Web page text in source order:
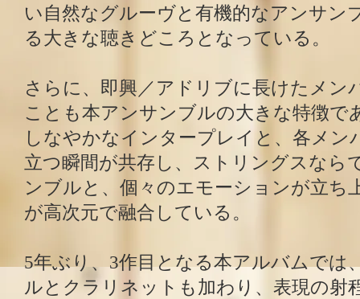
い自然なグルーヴと有機的なアンサン
る大きな聴きどころとなっている。
さらに、即興／アドリブに長けたメン
ことも本アンサンブルの大きな特徴で
しなやかなインタープレイと、各メン
立つ瞬間が共存し、ストリングスなら
ンブルと、個々のエモーションが立ち
が高次元で融合している。
5年ぶり、3作目となる本アルバムでは
ルとクラリネットも加わり、表現の射